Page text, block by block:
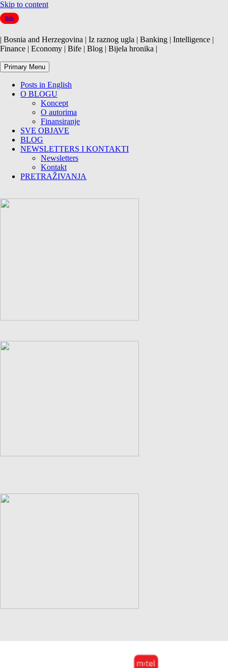
Skip to content
Bife
| Bosnia and Herzegovina | Iz raznog ugla | Banking | Intelligence |
Finance | Economy | Bife | Blog | Bijela hronika |
Primary Menu
Posts in English
O BLOGU
Koncept
O autorima
Finansiranje
SVE OBJAVE
BLOG
NEWSLETTERS I KONTAKTI
Newsletters
Kontakt
PRETRAŽIVANJA